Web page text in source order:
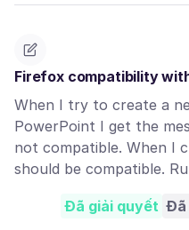
Firefox compatibility
When I try to create a
PowerPoint I get the
not compatible. When I
should be compatible.
Đã giải quyết Đã